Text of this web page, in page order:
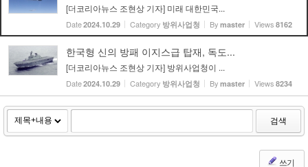
[더코리아뉴스 조현상 기자] 미래 대한민국...
Date2024.10.29 Category 방위사업청 By master Views 8162
한국형 신의 방패 이지스급 탑재, 독도...
[더코리아뉴스 조현상 기자] 방위사업청이 ...
Date2024.10.29 Category 방위사업청 By master Views 8234
검색
쓰기